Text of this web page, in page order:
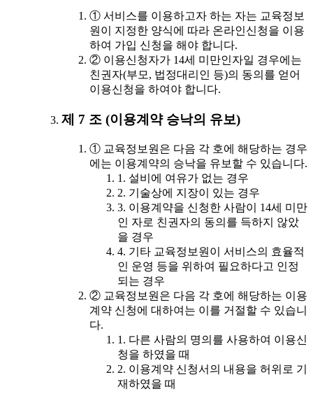
① 서비스를 이용하고자 하는 자는 교육정보
원이 지정한 양식에 따라 온라인신청을 이용
하여 가입 신청을 해야 합니다.
② 이용신청자가 14세 미만인자일 경우에는
친권자(부모, 법정대리인 등)의 동의를 얻어
이용신청을 하여야 합니다.
제 7 조 (이용계약 승낙의 유보)
① 교육정보원은 다음 각 호에 해당하는 경우
에는 이용계약의 승낙을 유보할 수 있습니다.
1. 설비에 여유가 없는 경우
2. 기술상에 지장이 있는 경우
3. 이용계약을 신청한 사람이 14세 미만
인 자로 친권자의 동의를 득하지 않았
을 경우
4. 기타 교육정보원이 서비스의 효율적
인 운영 등을 위하여 필요하다고 인정
되는 경우
② 교육정보원은 다음 각 호에 해당하는 이용
계약 신청에 대하여는 이를 거절할 수 있습니
다.
1. 다른 사람의 명의를 사용하여 이용신
청을 하였을 때
2. 이용계약 신청서의 내용을 허위로 기
재하였을 때